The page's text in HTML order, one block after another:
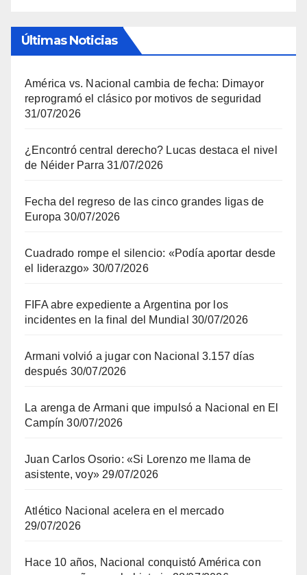
Últimas Noticias
América vs. Nacional cambia de fecha: Dimayor
reprogramó el clásico por motivos de seguridad
31/07/2026
¿Encontró central derecho? Lucas destaca el nivel
de Néider Parra 31/07/2026
Fecha del regreso de las cinco grandes ligas de
Europa 30/07/2026
Cuadrado rompe el silencio: «Podía aportar desde
el liderazgo» 30/07/2026
FIFA abre expediente a Argentina por los
incidentes en la final del Mundial 30/07/2026
Armani volvió a jugar con Nacional 3.157 días
después 30/07/2026
La arenga de Armani que impulsó a Nacional en El
Campín 30/07/2026
Juan Carlos Osorio: «Si Lorenzo me llama de
asistente, voy» 29/07/2026
Atlético Nacional acelera en el mercado
29/07/2026
Hace 10 años, Nacional conquistó América con